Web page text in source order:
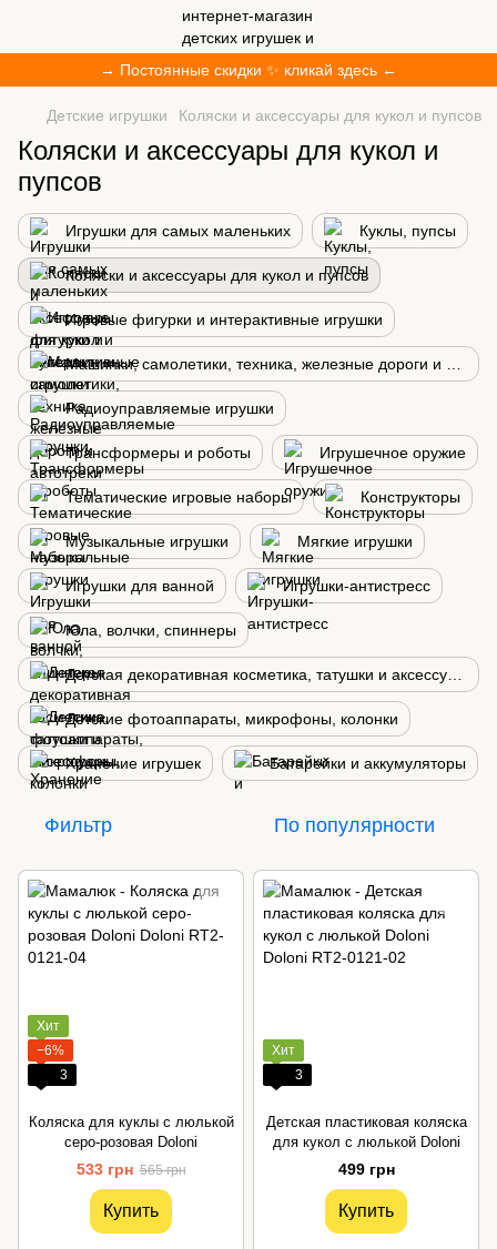
→ Постоянные скидки ✨ кликай здесь ←
Детские игрушки Коляски и аксессуары для кукол и пупсов
Коляски и аксессуары для кукол и
пупсов
Игрушки для самых маленьких Куклы, пупсы
Коляски и аксессуары для кукол и пупсов
Игровые фигурки и интерактивные игрушки
Радиоуправляемые игрушки
Трансформеры и роботы Игрушечное оружие
Тематические игровые наборы Конструкторы
Музыкальные игрушки Мягкие игрушки
Игрушки для ванной Игрушки-антистресс
Юла, волчки, спиннеры
Детские фотоаппараты, микрофоны, колонки
Хранение игрушек Батарейки и аккумуляторы
Фильтр По популярности
Хит
−6%
3
Коляска для куклы с люлькой
серо-розовая Doloni
533 грн 565 грн
Купить
Хит
3
Детская пластиковая коляска
для кукол с люлькой Doloni
499 грн
Купить